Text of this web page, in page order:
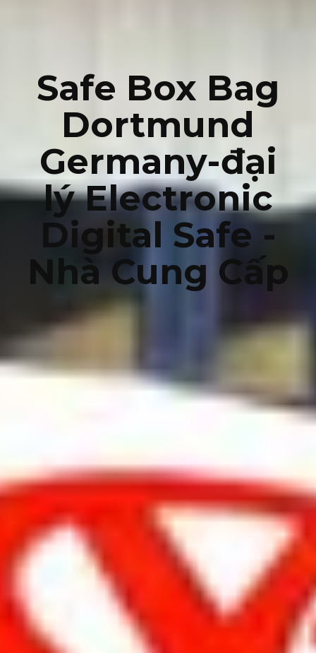
Safe Box Bag
Dortmund
Germany-đại
lý Electronic
Digital Safe -
Nhà Cung Cấp